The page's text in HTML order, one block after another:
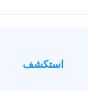
استكشف